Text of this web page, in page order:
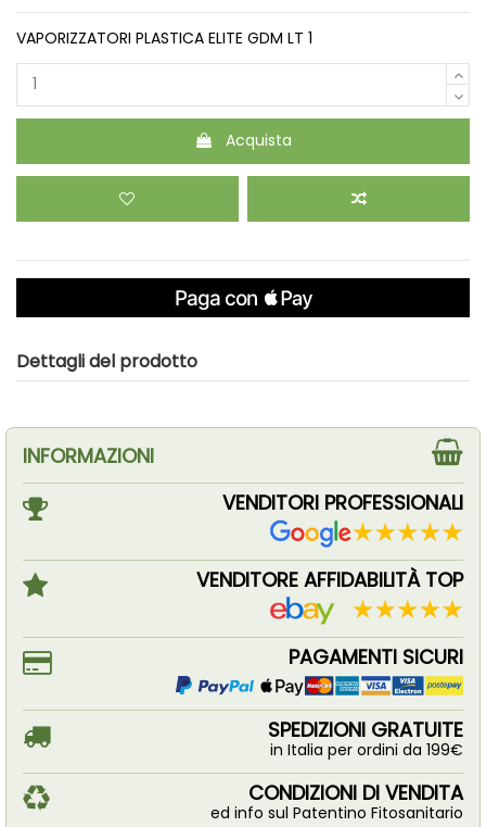
VAPORIZZATORI PLASTICA ELITE GDM LT 1
Acquista
Dettagli del prodotto
INFORMAZIONI
VENDITORI PROFESSIONALI
VENDITORE AFFIDABILITÀ TOP
PAGAMENTI SICURI
SPEDIZIONI GRATUITE
in Italia per ordini da 199€
CONDIZIONI DI VENDITA
ed info sul Patentino Fitosanitario